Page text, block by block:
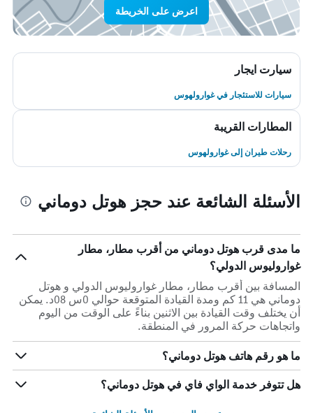
اعرض على الخريطة
سيارت ايجار
سيارات للاستئجار في غوارولهوس
المطارات القريبة
رحلات طيران إلى غوارولهوس
الأسئلة الشائعة عند حجز هوتل دوماني
ما مدى قرب هوتل دوماني من أقرب مطار، مطار
غواروليوس الدولي؟
المسافة بين أقرب مطار، مطار غواروليوس الدولي و هوتل
دوماني هي 11 كم ومدة القيادة المتوقعة حوالي 0س 08د. يمكن
أن يختلف وقت القيادة بين الاثنين بناءً على الوقت من اليوم
واتجاهات حركة المرور في المنطقة.
ما هو رقم هاتف هوتل دوماني؟
هل تتوفر خدمة الواي فاي في هوتل دوماني؟